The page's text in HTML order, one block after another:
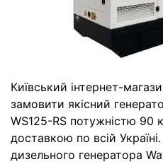
Київський інтернет-
замовити якісний
WS125-RS потужністю 90
доставкою по всій
дизельного генератора